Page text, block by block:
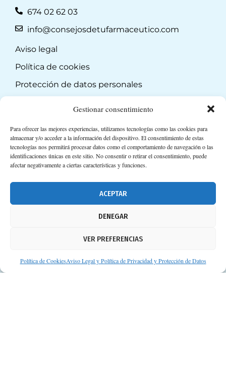
Gestionar consentimiento
Para ofrecer las mejores experiencias, utilizamos tecnologías como las cookies para
almacenar y/o acceder a la información del dispositivo. El consentimiento de estas
tecnologías nos permitirá procesar datos como el comportamiento de navegación o las
identificaciones únicas en este sitio. No consentir o retirar el consentimiento, puede
afectar negativamente a ciertas características y funciones.
ACEPTAR
DENEGAR
VER PREFERENCIAS
Política de CookiesAviso Legal y Política de Privacidad y Protección de Datos
674 02 62 03
info@consejosdetufarmaceutico.com
Aviso legal
Política de cookies
Protección de datos personales